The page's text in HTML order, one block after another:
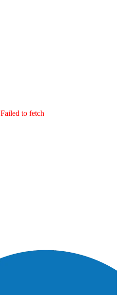
Failed to fetch